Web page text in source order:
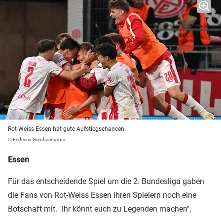
Rot-Weiss Essen hat gute Aufstiegschancen.
© Federico Gambarini/dpa
Essen
Für das entscheidende Spiel um die 2. Bundesliga gaben
die Fans von Rot-Weiss Essen ihren Spielern noch eine
Botschaft mit. "Ihr könnt euch zu Legenden machen",